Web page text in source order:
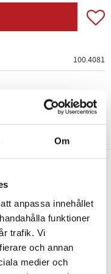
Om
anpassa innehållet
funktioner
trafik. Vi
och annan
medier och
100.4081